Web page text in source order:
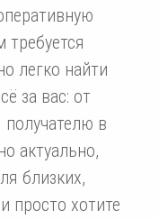
легко найти
за вас: от
получателю в
актуально,
близких,
просто хотите